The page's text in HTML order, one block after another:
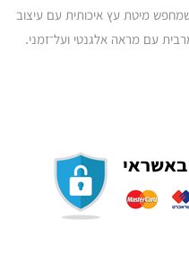
מיטת עץ איכותית עם עיצוב
עם מראה אלגנטי ועל־זמני.